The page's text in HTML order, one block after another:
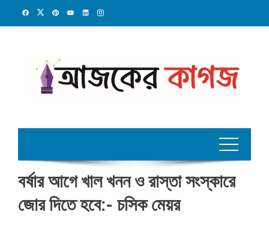
বর্ষার আগে খাল খনন ও রাস্তা সংস্কারে
জোর দিতে হবে:- চসিক মেয়র